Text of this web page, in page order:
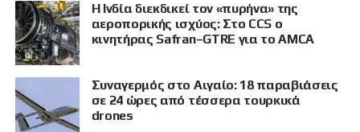
Η Ινδία διεκδικεί τον «πυρήνα» της
αεροπορικής ισχύος: Στο CCS ο
κινητήρας Safran–GTRE για το AMCA
Συναγερμός στο Αιγαίο: 18 παραβιάσεις
σε 24 ώρες από τέσσερα τουρκικά
drones